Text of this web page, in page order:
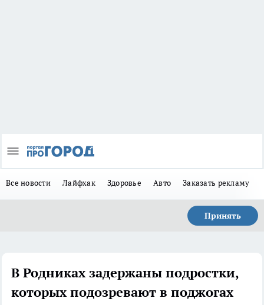
Все новости Лайфхак Здоровье Авто Заказать рекламу
Принять
В Родниках задержаны подростки,
которых подозревают в поджогах